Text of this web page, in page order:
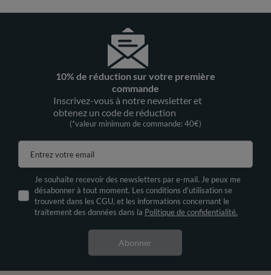
10% de réduction sur votre première
commande
Inscrivez-vous à notre newsletter et
obtenez un code de réduction
(*valeur minimum de commande: 40€)
Entrez votre email
Je souhaite recevoir des newsletters par e-mail. Je peux me
désabonner à tout moment. Les conditions d’utilisation se
trouvent dans les CGU, et les informations concernant le
traitement des données dans la Politique de confidentialité.
Abonner